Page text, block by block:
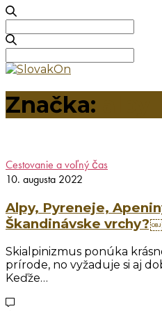
for:
for:
Značka:
Cestovanie a voľný čas
10. augusta 2022
Alpy, Pyreneje,
Škandinávske vrchy?￼
Skialpinizmus ponúka
prírode, no vyžaduje si aj
Keďže…